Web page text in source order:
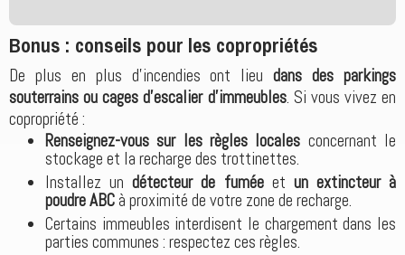
Bonus : conseils pour les copropriétés
De plus en plus d'incendies ont lieudans des parkings
souterrains ou cages d’escalier d’immeubles. Si vous vivez en
copropriété :
Renseignez-vous sur les règles locales concernant le
stockage et la recharge des trottinettes.
Installez undétecteur de fuméeet un extincteur à
poudre ABC à proximité de votre zone de recharge.
Certains immeubles interdisent le chargement dans les
parties communes : respectez ces règles.